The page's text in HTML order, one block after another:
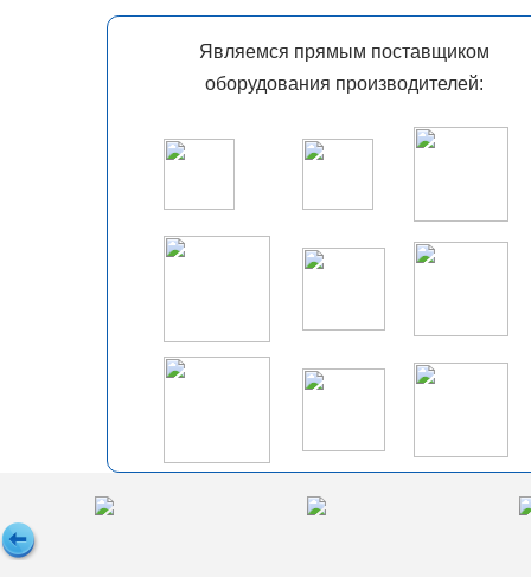
Являемся прямым поставщиком
оборудования производителей: